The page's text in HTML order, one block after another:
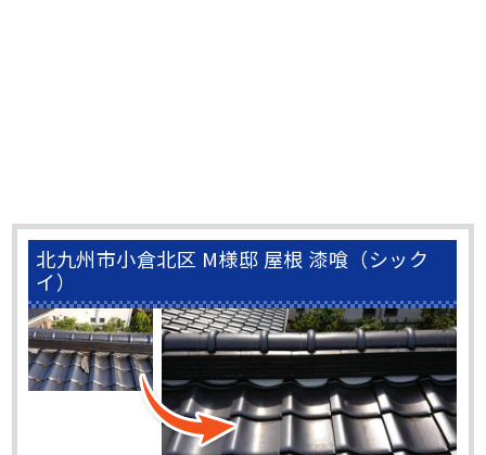
北九州市小倉北区 M様邸 屋根 漆喰（シック
イ）